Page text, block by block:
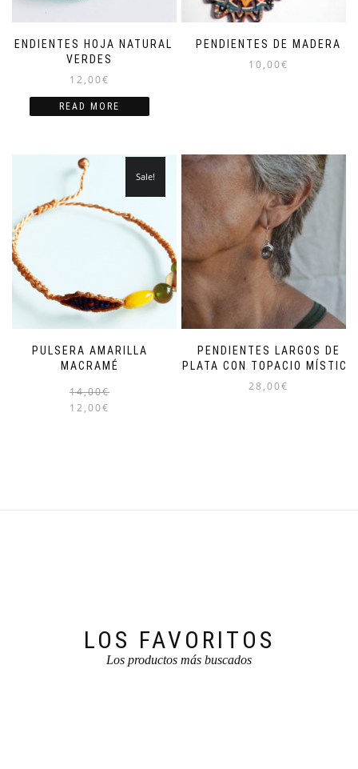
PENDIENTES HOJA NATURAL
VERDES
12,00€
READ MORE
PENDIENTES DE MADERA
10,00€
PULSERA AMARILLA
MACRAMÉ
Sale!
14,00€
12,00€
PENDIENTES LARGOS DE
PLATA CON TOPACIO MÍSTICO
28,00€
LOS FAVORITOS
Los productos más buscados